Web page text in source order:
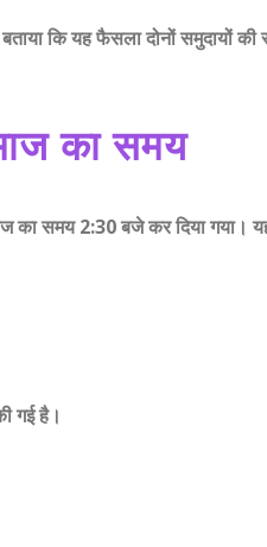
कि यह फैसला दोनों समुदायों की
का समय
का समय 2:30 बजे कर दिया गया।
गई है।